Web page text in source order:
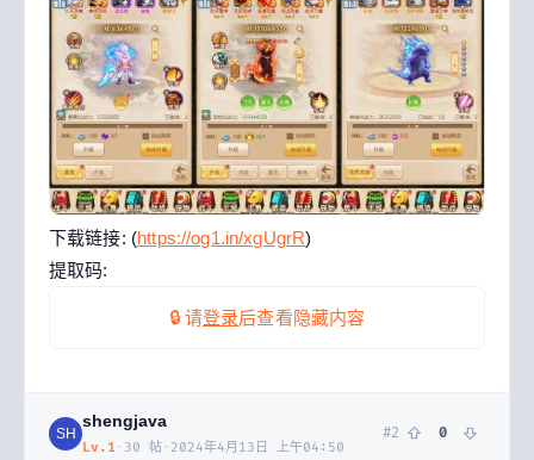
下载链接: (https://og1.in/xgUgrR)
提取码:
🔒 请登录后查看隐藏内容
SH
shengjava
Lv. 1 · 30 帖 · 2024年4月13日 上午04:50
#2 0